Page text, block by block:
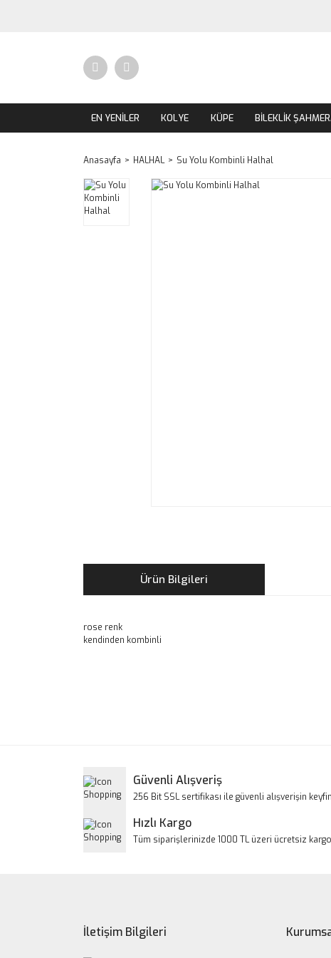
EN YENİLER KOLYE KÜPE BİLEKLİK
Anasayfa HALHAL Su Yolu Kombinli Halhal
Ürün Bilgileri
rose renk
kendinden kombinli
Ürün fiyatı diğer sitelerden daha pahalı.
Güvenli Alışveriş
256 Bit SSL sertifikası ile güvenli alışverişin
Hızlı Kargo
Tüm siparişlerinizde 1000 TL üzeri ücretsiz kargo
İletişim Bilgileri